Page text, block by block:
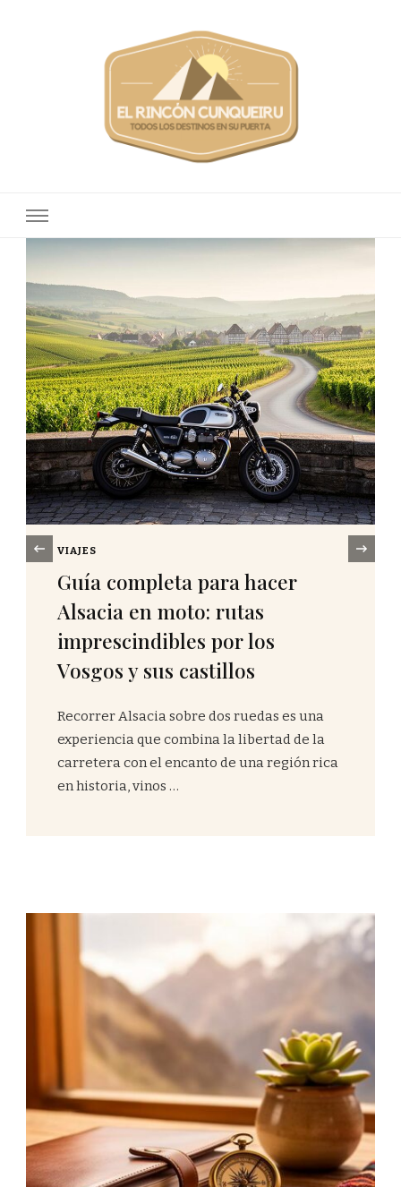
ACTIVIDADES
Guía completa de pesca en el
mar en Francia: lugares de
pesca por descubrir en el
Mediterráneo
El Mediterráneo francés ofrece una
experiencia única para los amantes de la
pesca deportiva, combinando aguas
cristalinas, paisajes de postal y una
‹